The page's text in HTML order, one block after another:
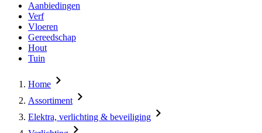
Aanbiedingen
Verf
Vloeren
Gereedschap
Hout
Tuin
Home
Assortiment
Elektra, verlichting & beveiliging